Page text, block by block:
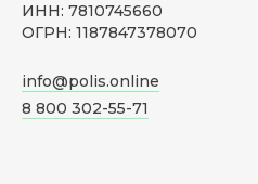
ИНН: 7810745660
ОГРН: 1187847378070
info@polis.online
8 800 302-55-71